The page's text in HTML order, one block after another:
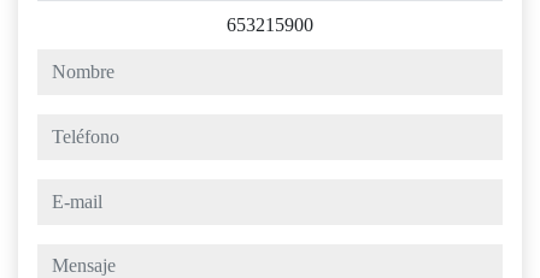
653215900
nombre
teléfono
e-mail
mensaje